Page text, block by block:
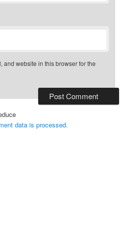
and website in this browser for the
data is processed.